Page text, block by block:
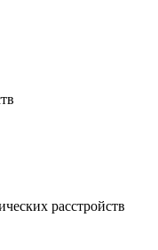
расстройств